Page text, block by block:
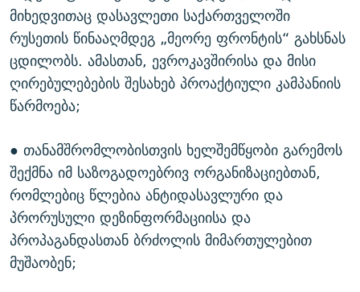
მიხედვითაც დასავლეთი საქართველოში
რუსეთის წინააღმდეგ „მეორე ფრონტის“ გახსნას
ცდილობს. ამასთან, ევროკავშირისა და მისი
ღირებულებების შესახებ პროაქტიული კამპანიის
წარმოება;
● თანამშრომლობისთვის ხელშემწყობი გარემოს
შექმნა იმ საზოგადოებრივ ორგანიზაციებთან,
რომლებიც წლებია ანტიდასავლური და
პრორუსული დეზინფორმაციისა და
პროპაგანდასთან ბრძოლის მიმართულებით
მუშაობენ;